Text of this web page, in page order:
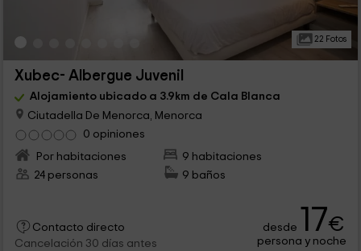
22 Fotos
Xubec- Albergue Juvenil
Alojamiento ubicado a 3.9km de Cala Blanca
Ciutadella De Menorca, Menorca
0 opiniones
Por habitaciones
9 habitaciones
24 personas
9 baños
Contacto directo
Cancelación 30 días antes
desde 17€
persona y noche